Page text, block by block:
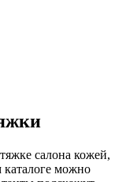
салона кожей,
можно